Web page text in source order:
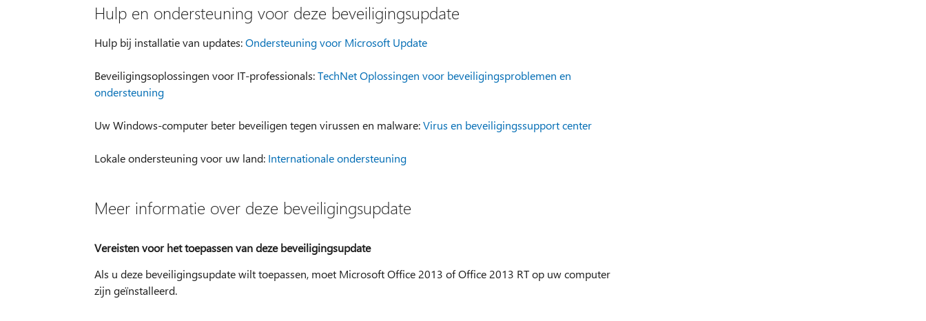
Hulp en ondersteuning voor deze beveiligingsupdate
Hulp bij installatie van updates:Ondersteuning voor Microsoft Update
Beveiligingsoplossingen voor IT-professionals:TechNet Oplossingen voor beveiligingsproblemen en
ondersteuning
Uw Windows-computer beter beveiligen tegen virussen en malware:Virus en beveiligingssupport center
Lokale ondersteuning voor uw land: Internationale ondersteuning
Meer informatie over deze beveiligingsupdate
Vereisten voor het toepassen van deze beveiligingsupdate
Als u deze beveiligingsupdate wilt toepassen, moet Microsoft Office 2013 of Office 2013 RT op uw computer
zijn geïnstalleerd.